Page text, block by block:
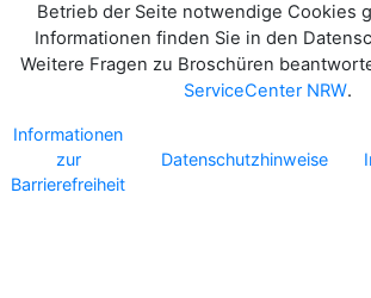
Betrieb der Seite notwendige Cookies
Informationen finden Sie in den
Weitere Fragen zu Broschüren
ServiceCenter NRW.
Informationen
zur
Barrierefreiheit
Datenschutzhinweise